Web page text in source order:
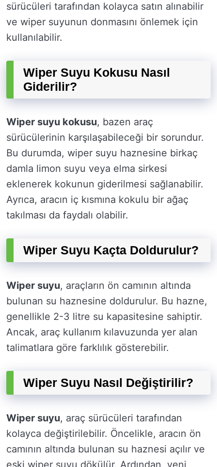
sürücüleri tarafından kolayca satın alınabilir
ve wiper suyunun donmasını önlemek için
kullanılabilir.
Wiper Suyu Kokusu Nasıl
Giderilir?
Wiper suyu kokusu, bazen araç
sürücülerinin karşılaşabileceği bir sorundur.
Bu durumda, wiper suyu haznesine birkaç
damla limon suyu veya elma sirkesi
eklenerek kokunun giderilmesi sağlanabilir.
Ayrıca, aracın iç kısmına kokulu bir ağaç
takılması da faydalı olabilir.
Wiper Suyu Kaçta Doldurulur?
Wiper suyu, araçların ön camının altında
bulunan su haznesine doldurulur. Bu hazne,
genellikle 2-3 litre su kapasitesine sahiptir.
Ancak, araç kullanım kılavuzunda yer alan
talimatlara göre farklılık gösterebilir.
Wiper Suyu Nasıl Değiştirilir?
Wiper suyu, araç sürücüleri tarafından
kolayca değiştirilebilir. Öncelikle, aracın ön
camının altında bulunan su haznesi açılır ve
eski wiper suyu dökülür. Ardından, yeni